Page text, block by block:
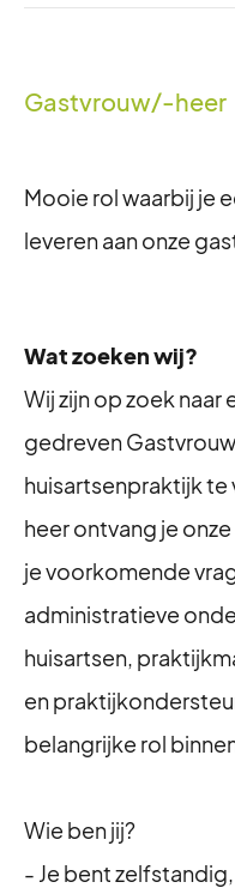
Gastvrouw/-heer
Mooie rol waarbij je
leveren aan onze
Wat zoeken wij?
Wij zijn op zoek naar
gedreven
huisartsenpraktijk
heer ontvang je
je voorkomende
administratieve
huisartsen,
en
belangrijke rol
Wie ben jij?
- Je bent